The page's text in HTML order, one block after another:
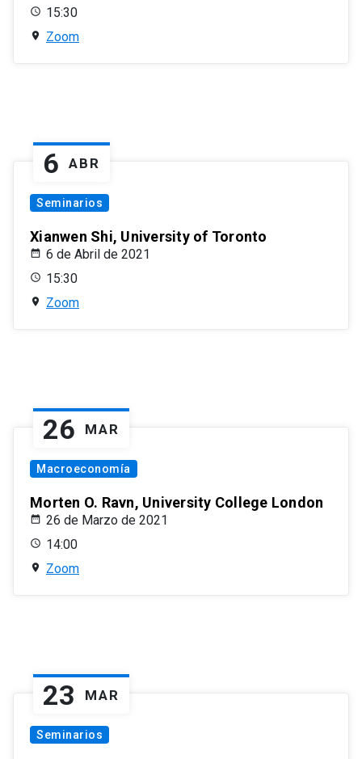
15:30
Zoom
6 ABR
Seminarios
Xianwen Shi, University of Toronto
6 de Abril de 2021
15:30
Zoom
26 MAR
Macroeconomía
Morten O. Ravn, University College London
26 de Marzo de 2021
14:00
Zoom
23 MAR
Seminarios